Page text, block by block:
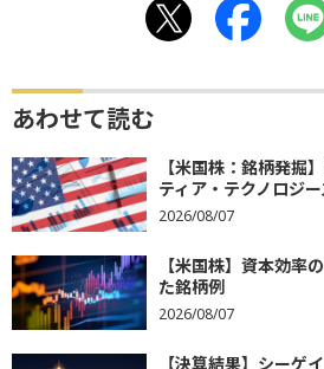
あわせて読む
【米国株：銘柄発掘
ティア・テクノロジ
2026/08/07
【米国株】資本効率
た銘柄例
2026/08/07
【決算結果】シーゲ